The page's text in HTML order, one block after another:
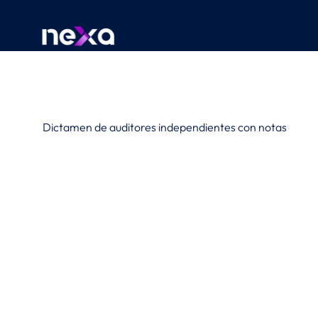
Dictamen de auditores independientes con notas